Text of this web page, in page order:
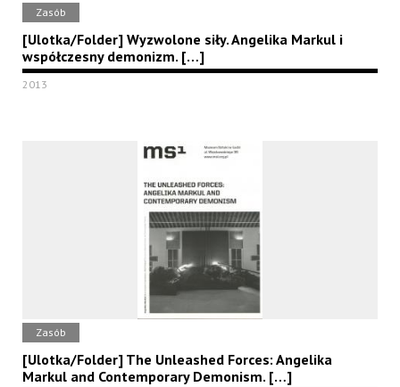
Zasób
[Ulotka/Folder] Wyzwolone siły. Angelika Markul i
współczesny demonizm. […]
2013
Zasób
[Ulotka/Folder] The Unleashed Forces: Angelika
Markul and Contemporary Demonism. […]